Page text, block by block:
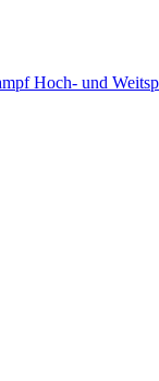
Hoch- und